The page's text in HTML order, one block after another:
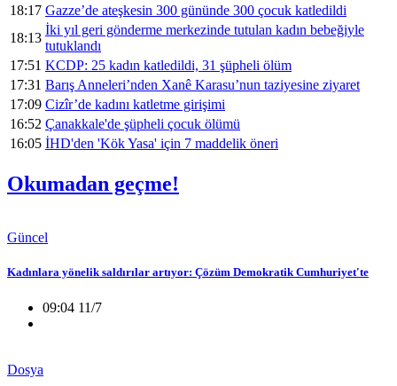
18:17 Gazze’de ateşkesin 300 gününde 300 çocuk katledildi
18:13
İki yıl geri gönderme merkezinde tutulan kadın bebeğiyle
tutuklandı
17:51 KCDP: 25 kadın katledildi, 31 şüpheli ölüm
17:31 Barış Anneleri’nden Xanê Karasu’nun taziyesine ziyaret
17:09 Cizîr’de kadını katletme girişimi
16:52 Çanakkale'de şüpheli çocuk ölümü
16:05 İHD'den 'Kök Yasa' için 7 maddelik öneri
Okumadan geçme!
Güncel
Kadınlara yönelik saldırılar artıyor: Çözüm Demokratik Cumhuriyet'te
09:04 11/7
Dosya